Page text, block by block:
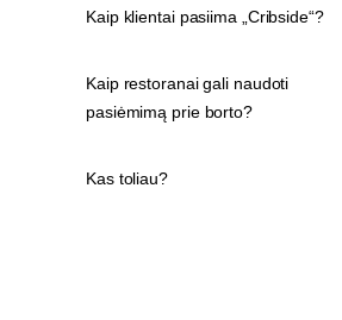
Kaip klientai pasiima „Cribside“?
Kaip restoranai gali naudoti
pasiėmimą prie borto?
Kas toliau?